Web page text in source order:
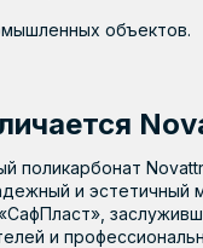
объектов.
поликарбонат
и эстетичный
и